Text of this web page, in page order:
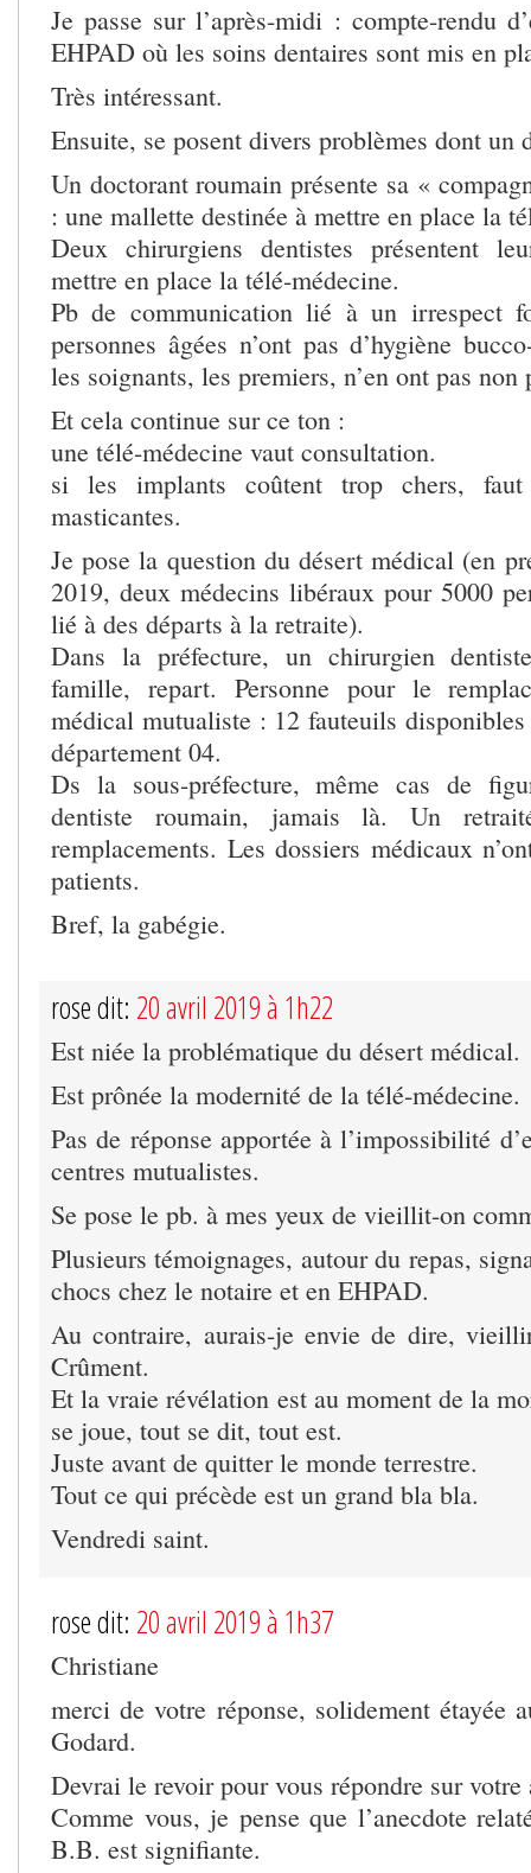
Je passe sur l’après-midi : compte-rendu
EHPAD où les soins dentaires sont mis en
Très intéressant.
Ensuite, se posent divers problèmes dont un
Un doctorant roumain présente sa «
: une mallette destinée à mettre en place la
Deux chirurgiens dentistes présentent
mettre en place la télé-médecine.
Pb de communication lié à un irrespect
personnes âgées n’ont pas d’hygiène
les soignants, les premiers, n’en ont pas non
Et cela continue sur ce ton :
une télé-médecine vaut consultation.
si les implants coûtent trop chers,
masticantes.
Je pose la question du désert médical (en
2019, deux médecins libéraux pour 5000
lié à des départs à la retraite).
Dans la préfecture, un chirurgien
famille, repart. Personne pour le
médical mutualiste : 12 fauteuils disponibles
département 04.
Ds la sous-préfecture, même cas de
dentiste roumain, jamais là. Un
remplacements. Les dossiers médicaux
patients.
Bref, la gabégie.
rose dit: 20 avril 2019 à 1h22
Est niée la problématique du désert médical.
Est prônée la modernité de la télé-médecine.
Pas de réponse apportée à l’impossibilité
centres mutualistes.
Se pose le pb. à mes yeux de vieillit-on
Plusieurs témoignages, autour du repas,
chocs chez le notaire et en EHPAD.
Au contraire, aurais-je envie de dire,
Crûment.
Et la vraie révélation est au moment de la
se joue, tout se dit, tout est.
Juste avant de quitter le monde terrestre.
Tout ce qui précède est un grand bla bla.
Vendredi saint.
rose dit: 20 avril 2019 à 1h37
Christiane
merci de votre réponse, solidement étayée
Godard.
Devrai le revoir pour vous répondre sur
Comme vous, je pense que l’anecdote
B.B. est signifiante.